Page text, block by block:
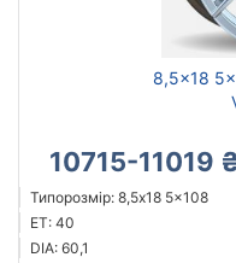
8,5x18
10715-11019
Типорозмір: 8,5x18 5x108
ET: 40
DIA: 60,1